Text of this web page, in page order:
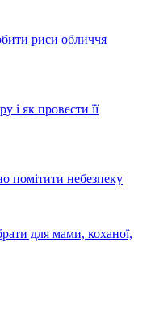
риси обличчя
і як провести її
помітити небезпеку
для мами, коханої,